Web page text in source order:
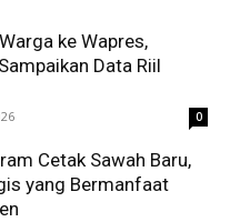
ke Wapres,
Data Riil
0
Cetak Sawah Baru,
yang Bermanfaat